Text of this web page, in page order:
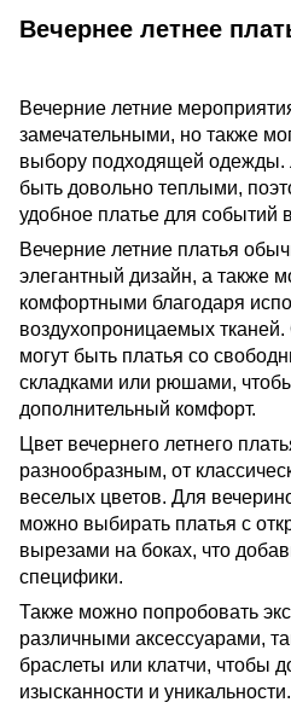
Вечернее летнее
Вечерние летние
замечательными, но также
выбору подходящей одежды.
быть довольно теплыми,
удобное платье для событий
Вечерние летние платья
элегантный дизайн, а также
комфортными благодаря
воздухопроницаемых
могут быть платья со
складками или рюшами,
дополнительный комфорт.
Цвет вечернего летнего
разнообразным, от
веселых цветов. Для
можно выбирать платья с
вырезами на боках, что
специфики.
Также можно попробовать
различными аксессуарами,
браслеты или клатчи, чтобы
изысканности и уникальности.